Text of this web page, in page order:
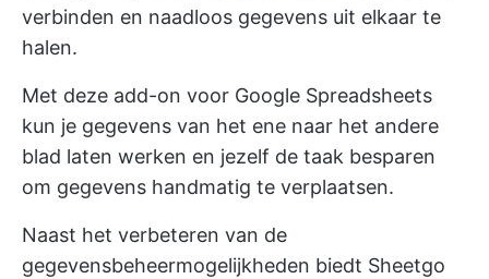
verbinden en naadloos gegevens uit elkaar te
halen.
Met deze add-on voor Google Spreadsheets
kun je gegevens van het ene naar het andere
blad laten werken en jezelf de taak besparen
om gegevens handmatig te verplaatsen.
Naast het verbeteren van de
gegevensbeheermogelijkheden biedt Sheetgo